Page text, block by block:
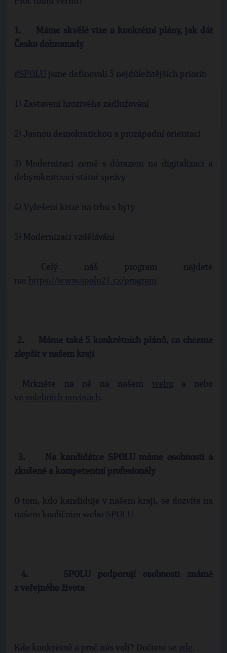
1.
Máme skvělé vize a konkrétní plány, jak dát
Česko dohromady
jsme definovali 5 nejdůležitějších priorit:
1) Zastavení hrozivého zadlužování
2) Jasnou demokratickou a prozápadní orientaci
3) Modernizaci země s důrazem na digitalizaci a
debyrokratizaci státní správy
4) Vyřešení krize na trhu s byty
5) Modernizaci vzdělávání
Celý náš program najdete
na:
2.
Máme také 5 konkrétních plánů, co chceme
zlepšit v našem kraji
Mrkněte na ně na našem
a nebo
ve
.
3.
Na kandidátce SPOLU máme osobnosti a
zkušené a kompetentní profesionály
O tom, kdo kandiduje v našem kraji, se dozvíte na
našem koaličním webu
.
4. SPOLU podporují osobnosti známé
z veřejného života
Kdo konkrétně a proč nás volí? Dočtete se .